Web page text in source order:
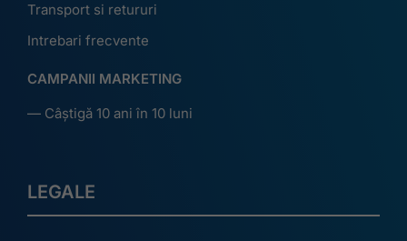
Transport si retururi
Intrebari frecvente
CAMPANII MARKETING
— Câștigă 10 ani în 10 luni
LEGALE